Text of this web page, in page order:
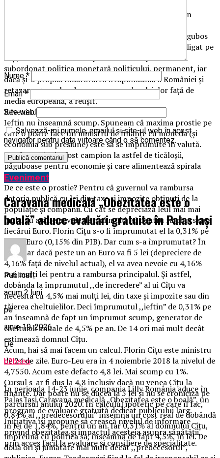
Majorarea datoriei publice post-criză se datorează în
Numitorul comun (complicele, omul de legătură păgubos
transpartinic) a fost Mugur Isărescu, care i-a îmbârligat pe
toți, având ca rezultat explozia datoriei publice. El a
subordonat politica monetară politicului, permanent, iar
dacă și-a propus îndatorarea iresponsabilă a României și
retazarea șanselor de recuperare a decalajelor față de
media europeană, a reușit.
Revenind, despre calculele lui Cîțu:
Ieftin nu înseamnă scump. Spuneam că maxima prostie pe
care o poate face un ministru de finanțe cu moneda (și
economia sub presiune) este să se împrumute în valută.
Bogdan Drăgoi a fost campion la astfel de ticăloșii,
păguboase pentru economie și care alimentează spirala
îndatorării.
De ce este o prostie? Pentru că guvernul va rambursa
datoria publică cu lei din taxe și impozite obținuți de la
populație și companii. Cu cât se depreciază leul mai mai
mult, cu atât e nevoie de mai mulți lei pentru rambursarea
fiecărui Euro. Florin Cîțu s-o fi împrumutat el la 0,31% pe
an, în Euro (0,15% din PIB). Dar cum s-a împrumutat? În
Euro. Iar dacă peste un an Euro va fi 5 lei (depreciere de
4,16% față de nivelul actual), el va avea nevoie cu 4,16%
mai mulți lei pentru a rambursa principalul. Și astfel,
dobânda la împrumutul ,,de încredere” al ui Cîțu va
necesita cu 4,5% mai mulți lei, din taxe și impozite sau din
tăierea cheltuielilor. Deci împrumutul ,,ieftin” de 0,31% pe
an înseamnă de fapt un împrumut scump, generator de
cheltuieli anuale de 4,5% pe an. De 14 ori mai mult decât
estimează domnul Cîțu.
Acum, hai să mai facem un calcul. Florin Cîțu este ministru
de 24 de zile. Euro-Leu era în 4 noiembrie 2018 la nivelul de
4,7550. Acum este defacto 4,8 lei. Mai scump cu 1%.
Cursul s-ar fi dus la 4,8 inclusiv dacă nu venea Cîțu la
finanțe. Dar poate nu se ducea la 5 lei și nu se croniciza pe
parcursul anului 2020. În calculul ipotetic pe care îl fac,
0,84% al ,,predecesorului” însemna un cost real de dobândă
în lei de 1,84%, pentru un an. Iar 0,31% al domnului Cîțu,
împreună cu politica sa, înseamnă de fapt 4,5%, în lei. De
două ori și jumătate mai mult decât ,,predecesorul”,
Nume*
Email*
Site web
Salvează-mi numele, emailul și site-ul web în acest
navigator pentru data viitoare când o să comentez.
Eveniment
Caravana medicală „Obezitatea este o
boală” aduce evaluări gratuite în Palas Iași
Publicat
acum 2 luni
pe
iunie 19, 2026
De
b2bseo
În perioada 14-23 iunie, compania Lilly România aduce în
Palas Iași Caravana medicală „Obezitatea este o boală”, un
program de evaluare gratuită dedicat publicului larg.
Inițiativa își propune să crească nivelul de informare
privind obezitatea și impactul acesteia asupra sănătății,
prin acces facil la evaluare și consiliere de specialitate.